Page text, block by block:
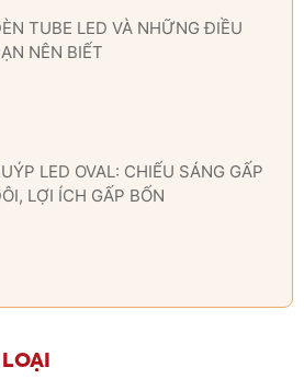
TUBE LED VÀ NHỮNG ĐIỀU
NÊN BIẾT
LED OVAL: CHIẾU SÁNG GẤP
LỢI ÍCH GẤP BỐN